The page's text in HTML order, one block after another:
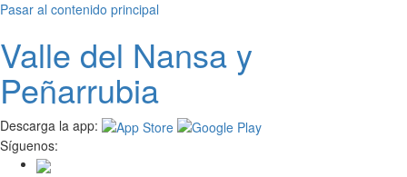
Pasar al contenido principal
Valle del Nansay
Peñarrubia
Descarga la app:
Síguenos: